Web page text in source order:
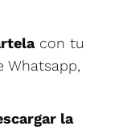
con tu
Whatsapp,
la